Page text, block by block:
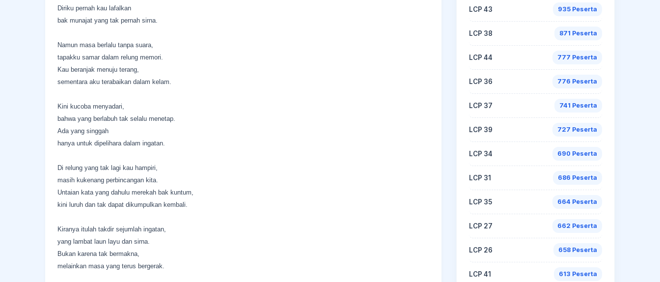
Diriku pernah kau lafalkan
bak munajat yang tak pernah sirna.
Namun masa berlalu tanpa suara,
tapakku samar dalam relung memori.
Kau beranjak menuju terang,
sementara aku terabaikan dalam kelam.
Kini kucoba menyadari,
bahwa yang berlabuh tak selalu menetap.
Ada yang singgah
hanya untuk dipelihara dalam ingatan.
Di relung yang tak lagi kau hampiri,
masih kukenang perbincangan kita.
Untaian kata yang dahulu merekah bak kuntum,
kini luruh dan tak dapat dikumpulkan kembali.
Kiranya itulah takdir sejumlah ingatan,
yang lambat laun layu dan sirna.
Bukan karena tak bermakna,
melainkan masa yang terus bergerak.
LCP 43 935 Peserta
LCP 38 871 Peserta
LCP 44 777 Peserta
LCP 36 776 Peserta
LCP 37 741 Peserta
LCP 39 727 Peserta
LCP 34 690 Peserta
LCP 31 686 Peserta
LCP 35 664 Peserta
LCP 27 662 Peserta
LCP 26 658 Peserta
LCP 41 613 Peserta